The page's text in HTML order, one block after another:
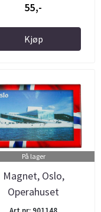
55,-
Kjøp
På lager
Magnet, Oslo,
Operahuset